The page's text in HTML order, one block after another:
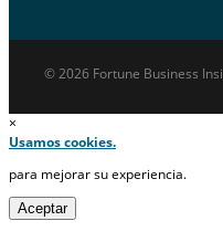
© 2026 Fortune Business
×
Usamos cookies.
para mejorar su experiencia.
Aceptar